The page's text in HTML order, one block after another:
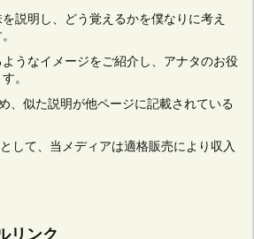
説明し、どう覚えるかを僕なりに考え
うなイメージをご紹介し、アナタのお役
。
、似た説明が他ページに記載されている
して、当メディアは適格販売により収入
リンク